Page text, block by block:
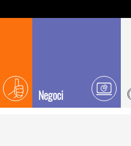
Negoci